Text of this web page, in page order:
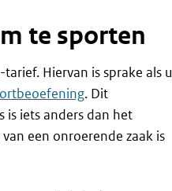
te sporten
Hiervan is sprake als u
. Dit
is iets anders dan het
een onroerende zaak is